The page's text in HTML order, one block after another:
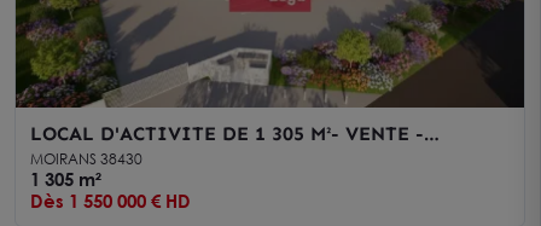
LOCAL D'ACTIVITE DE 1 305 M²- VENTE -
MOIRANS
MOIRANS 38430
1 305 m²
Dès 1 550 000 € HD